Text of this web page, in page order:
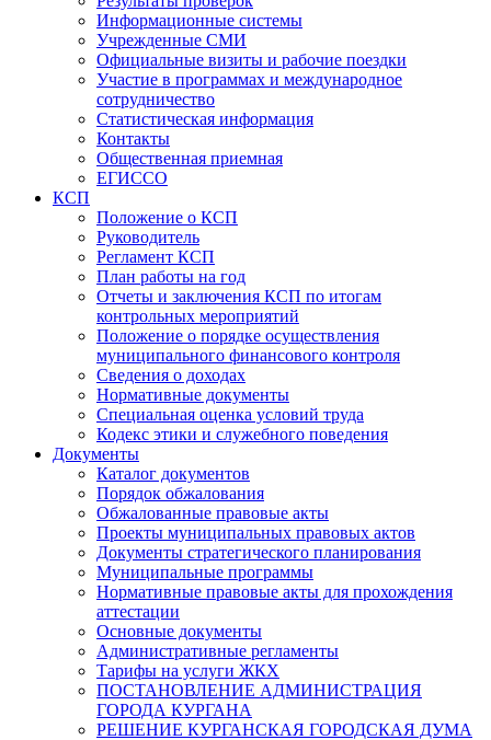
Информационные системы
Учрежденные СМИ
Официальные визиты и рабочие поездки
Участие в программах и международное
сотрудничество
Статистическая информация
Контакты
Общественная приемная
ЕГИССО
КСП
Положение о КСП
Руководитель
Регламент КСП
План работы на год
Отчеты и заключения КСП по итогам
контрольных мероприятий
Положение о порядке осуществления
муниципального финансового контроля
Сведения о доходах
Нормативные документы
Специальная оценка условий труда
Кодекс этики и служебного поведения
Документы
Каталог документов
Порядок обжалования
Обжалованные правовые акты
Проекты муниципальных правовых актов
Документы стратегического планирования
Муниципальные программы
Нормативные правовые акты для прохождения
аттестации
Основные документы
Административные регламенты
Тарифы на услуги ЖКХ
ПОСТАНОВЛЕНИЕ АДМИНИСТРАЦИЯ
ГОРОДА КУРГАНА
РЕШЕНИЕ КУРГАНСКАЯ ГОРОДСКАЯ ДУМА